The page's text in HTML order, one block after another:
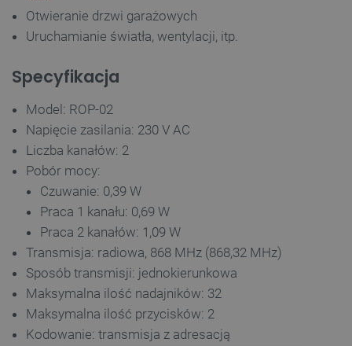
Otwieranie drzwi garażowych
Uruchamianie światła, wentylacji, itp.
Specyfikacja
Model: ROP-02
Napięcie zasilania: 230 V AC
Liczba kanałów: 2
Pobór mocy:
Czuwanie: 0,39 W
Praca 1 kanału: 0,69 W
Praca 2 kanałów: 1,09 W
Transmisja: radiowa, 868 MHz (868,32 MHz)
Sposób transmisji: jednokierunkowa
Maksymalna ilość nadajników: 32
Maksymalna ilość przycisków: 2
Kodowanie: transmisja z adresacją